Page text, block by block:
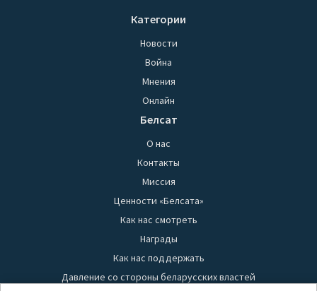
Категории
Новости
Война
Мнения
Онлайн
Белсат
О нас
Контакты
Миссия
Ценности «Белсата»
Как нас смотреть
Награды
Как нас поддержать
Давление со стороны беларусских властей